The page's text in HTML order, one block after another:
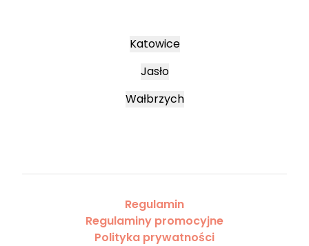
Katowice
Jasło
Wałbrzych
Regulamin
Regulaminy promocyjne
Polityka prywatności